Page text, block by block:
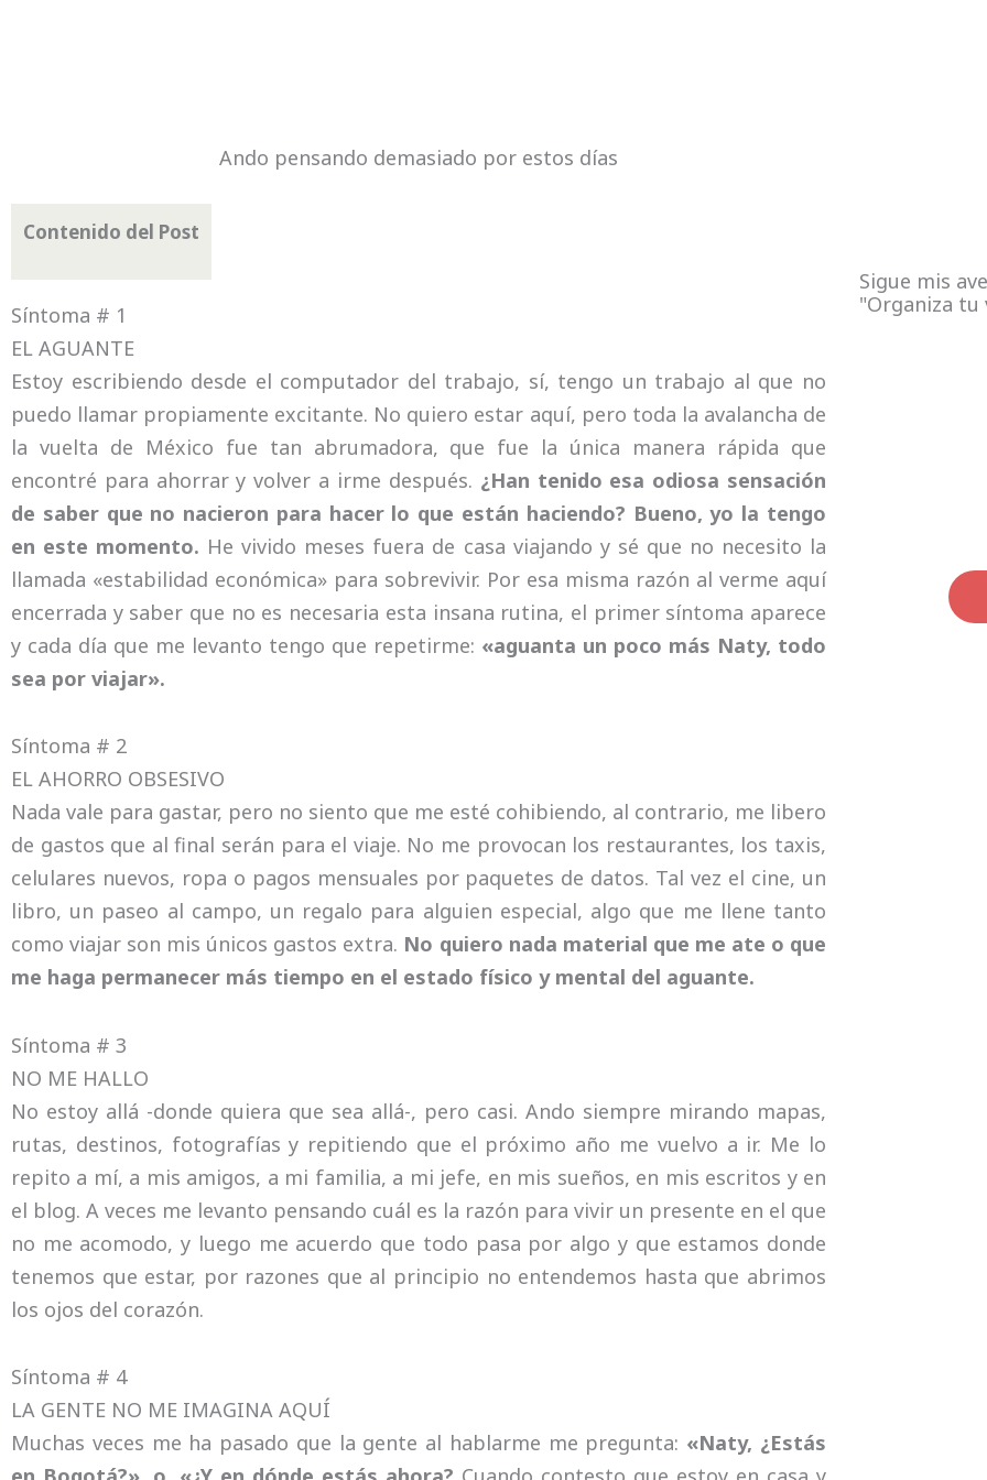
Ando pensando demasiado por estos días
Contenido del Post
Síntoma # 1
EL AGUANTE
Estoy escribiendo desde el computador del trabajo, sí, tengo un trabajo al que no
puedo llamar propiamente excitante. No quiero estar aquí, pero toda la avalancha de
la vuelta de México fue tan abrumadora, que fue la única manera rápida que
encontré para ahorrar y volver a irme después. ¿Han tenido esa odiosa sensación
de saber que no nacieron para hacer lo que están haciendo? Bueno, yo la tengo
en este momento. He vivido meses fuera de casa viajando y sé que no necesito la
llamada «estabilidad económica» para sobrevivir. Por esa misma razón al verme aquí
encerrada y saber que no es necesaria esta insana rutina, el primer síntoma aparece
y cada día que me levanto tengo que repetirme: «aguanta un poco más Naty, todo
sea por viajar».
Síntoma # 2
EL AHORRO OBSESIVO
Nada vale para gastar, pero no siento que me esté cohibiendo, al contrario, me libero
de gastos que al final serán para el viaje. No me provocan los restaurantes, los taxis,
celulares nuevos, ropa o pagos mensuales por paquetes de datos. Tal vez el cine, un
libro, un paseo al campo, un regalo para alguien especial, algo que me llene tanto
como viajar son mis únicos gastos extra. No quiero nada material que me ate o que
me haga permanecer más tiempo en el estado físico y mental del aguante.
Síntoma # 3
NO ME HALLO
No estoy allá -donde quiera que sea allá-, pero casi. Ando siempre mirando mapas,
rutas, destinos, fotografías y repitiendo que el próximo año me vuelvo a ir. Me lo
repito a mí, a mis amigos, a mi familia, a mi jefe, en mis sueños, en mis escritos y en
el blog. A veces me levanto pensando cuál es la razón para vivir un presente en el que
no me acomodo, y luego me acuerdo que todo pasa por algo y que estamos donde
tenemos que estar, por razones que al principio no entendemos hasta que abrimos
los ojos del corazón.
Síntoma # 4
LA GENTE NO ME IMAGINA AQUÍ
Muchas veces me ha pasado que la gente al hablarme me pregunta: «Naty, ¿Estás
Sigue mis
"Organiza tu